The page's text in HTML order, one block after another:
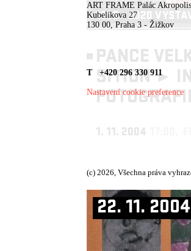
1995 - 2020
PANCE
SITION ►
1. 11. 2004
22. 11. 2004
ART FRAME Palác
Kubelíkova 27
130 00, Praha 3 - Žižkov
T +420 296 330 911
Nastavení cookie preference
(c) 2026, Všechna práva